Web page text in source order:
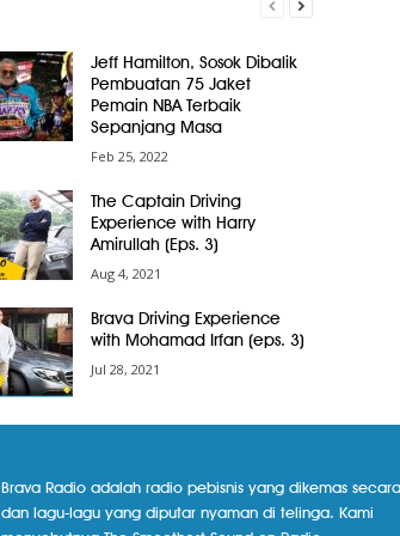
Jeff Hamilton, Sosok Dibalik
Pembuatan 75 Jaket
Pemain NBA Terbaik
Sepanjang Masa
Feb 25, 2022
The Captain Driving
Experience with Harry
Amirullah (Eps. 3)
Aug 4, 2021
Brava Driving Experience
with Mohamad Irfan (eps. 3)
Jul 28, 2021
Brava Radio adalah radio pebisnis yang dikemas
dan lagu-lagu yang diputar nyaman di telinga. Kami